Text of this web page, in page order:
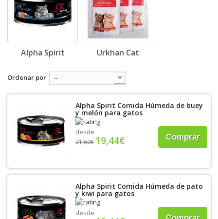
Alpha Spirit Urkhan Cat
Ordenar por --
Alpha Spirit Comida Húmeda de buey
y melón para gatos
desde
21,60€ 19,44€ Comprar
Alpha Spirit Comida Húmeda de pato
y kiwi para gatos
desde